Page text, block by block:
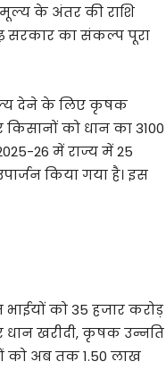
मूल्य के अंतर की राशि
सरकार का संकल्प पूरा
देने के लिए कृषक
को धान का 3100
26 में राज्य में 25
किया गया है। इस
को 35 हजार करोड़
खरीदी, कृषक उन्नति
को अब तक 1.50 लाख